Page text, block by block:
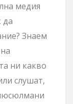
медия
да
Знаем
ни какво
слушат,